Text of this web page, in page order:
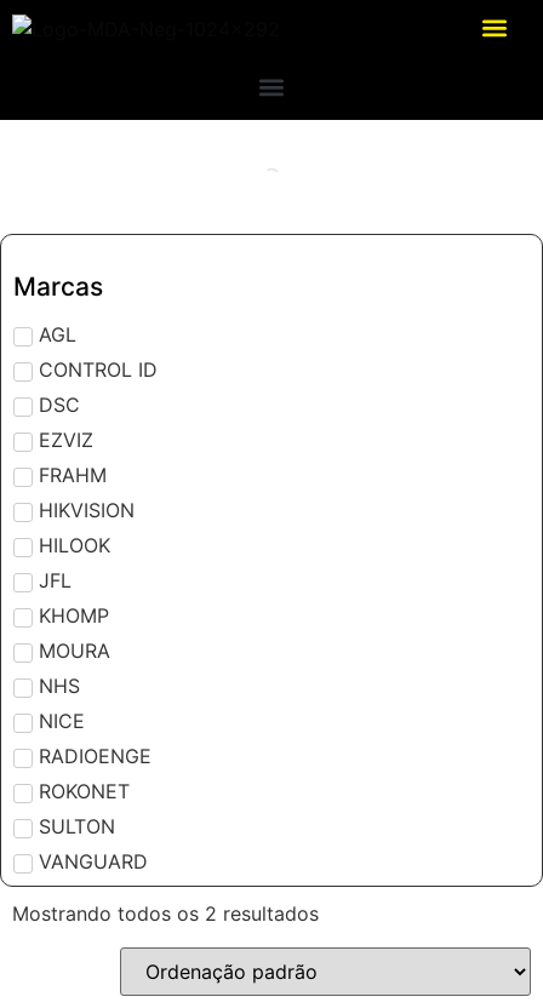
Marcas
AGL
CONTROL ID
DSC
EZVIZ
FRAHM
HIKVISION
HILOOK
JFL
KHOMP
MOURA
NHS
NICE
RADIOENGE
ROKONET
SULTON
VANGUARD
Mostrando todos os 2 resultados